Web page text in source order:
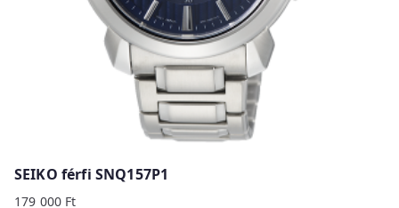
SEIKO férfi SNQ157P1
179 000 Ft